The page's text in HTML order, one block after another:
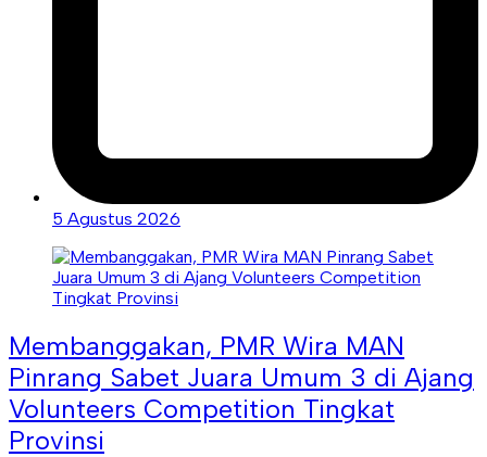
5 Agustus 2026
Membanggakan, PMR Wira MAN
Pinrang Sabet Juara Umum 3 di Ajang
Volunteers Competition Tingkat
Provinsi